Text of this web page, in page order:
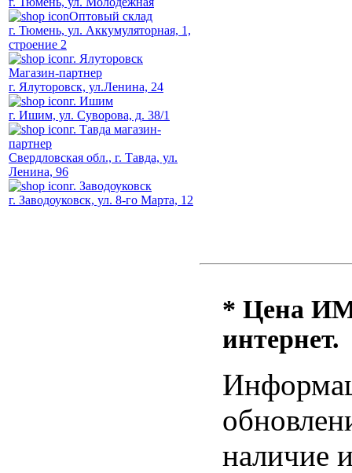
Оптовый склад
г. Тюмень, ул. Аккумуляторная, 1,
строение 2
г. Ялуторовск
Магазин-партнер
г. Ялуторовск, ул.Ленина, 24
г. Ишим
г. Ишим, ул. Суворова, д. 38/1
г. Тавда магазин-
партнер
Свердловская обл., г. Тавда, ул.
Ленина, 96
г. Заводоуковск
г. Заводоуковск, ул. 8-го Марта, 12
* Цена ИМ
интернет.
наличие